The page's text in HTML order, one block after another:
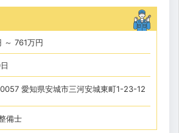
～ 761万円
愛知県安城市三河安城東町1-23-12
備士